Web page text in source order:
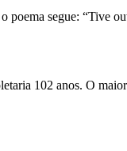
segue: “Tive
102 anos. O